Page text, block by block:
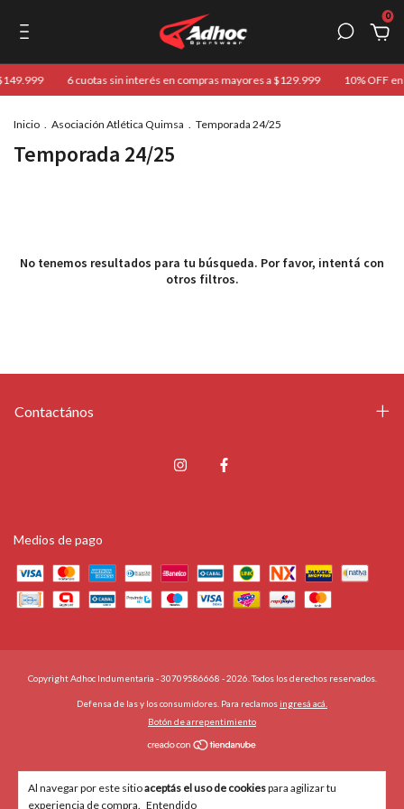
0
6 cuotas sin interés en compras mayores a $129.999 10% OFF
Al navegar por este sitioaceptás el uso de cookiespara agilizar tu
experiencia de compra. Entendido
Inicio . Asociación Atlética Quimsa . Temporada 24/25
Temporada 24/25
No tenemos resultados para tu búsqueda. Por favor, intentá con
otros filtros.
Contactános
Medios de pago
Copyright Adhoc Indumentaria - 30709586668 - 2026. Todos los derechos reservados.
Defensa de las y los consumidores. Para reclamosingresá acá.
Botón de arrepentimiento